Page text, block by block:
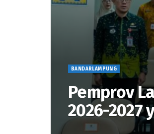
BANDARLAMPUNG
Pemprov
2026-2027